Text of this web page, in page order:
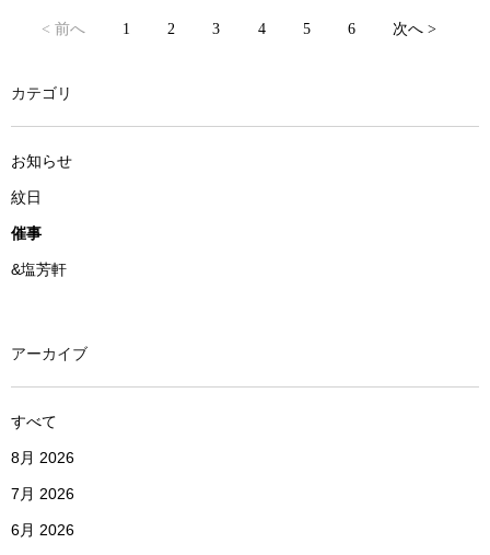
< 前へ 1 2 3 4 5 6 次へ >
カテゴリ
お知らせ
紋日
催事
&塩芳軒
アーカイブ
すべて
8月 2026
7月 2026
6月 2026